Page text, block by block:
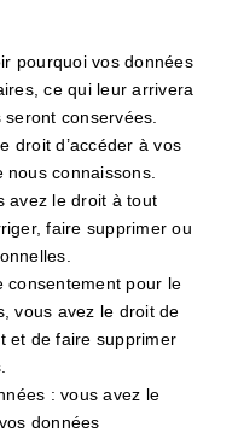
pourquoi vos données
ce qui leur arrivera
conservées.
droit d’accéder à vos
connaissons.
avez le droit à tout
faire supprimer ou
consentement pour le
vous avez le droit de
et de faire supprimer
: vous avez le
données